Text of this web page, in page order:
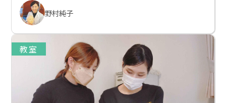
野村純子
教室